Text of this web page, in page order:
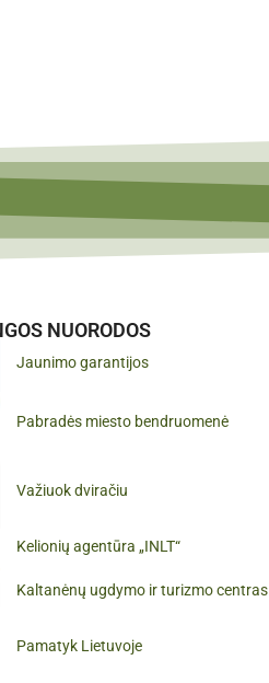
NUORODOS
Jaunimo garantijos
Pabradės miesto bendruomenė
Važiuok dviračiu
Kelionių agentūra „INLT“
Kaltanėnų ugdymo ir turizmo centras
Pamatyk Lietuvoje